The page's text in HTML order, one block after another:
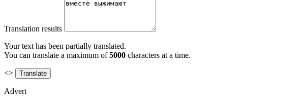
Translation results
Your text has been partially translated.
You can translate a maximum of5000 characters at a time.
<>
Advert